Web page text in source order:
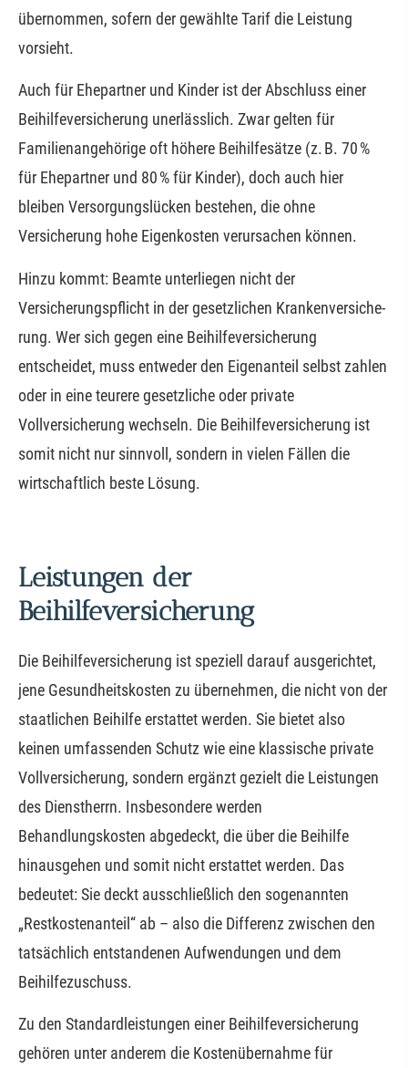
übernommen, sofern der gewählte Tarif die Leistung
vorsieht.
Auch für Ehepartner und Kinder ist der Abschluss einer
Beihilfeversicherung unerlässlich. Zwar gelten für
Familienangehörige oft höhere Beihilfesätze (z. B. 70 %
für Ehepartner und 80 % für Kinder), doch auch hier
bleiben Versorgungslücken bestehen, die ohne
Versicherung hohe Eigenkosten verursachen können.
Hinzu kommt: Beamte unterliegen nicht der
Versicherungspflicht in der gesetzlichen Kranken­ver­si­che­
rung. Wer sich gegen eine Beihilfeversicherung
entscheidet, muss entweder den Eigenanteil selbst zahlen
oder in eine teurere gesetzliche oder private
Vollversicherung wechseln. Die Beihilfeversicherung ist
somit nicht nur sinnvoll, sondern in vielen Fällen die
wirtschaftlich beste Lösung.
Leistungen der
Beihilfeversicherung
Die Beihilfeversicherung ist speziell darauf ausgerichtet,
jene Gesundheitskosten zu übernehmen, die nicht von der
staatlichen Beihilfe erstattet werden. Sie bietet also
keinen umfassenden Schutz wie eine klassische private
Vollversicherung, sondern ergänzt gezielt die Leistungen
des Dienstherrn. Insbesondere werden
Behandlungskosten abgedeckt, die über die Beihilfe
hinausgehen und somit nicht erstattet werden. Das
bedeutet: Sie deckt ausschließlich den sogenannten
„Restkostenanteil“ ab – also die Differenz zwischen den
tatsächlich entstandenen Aufwendungen und dem
Beihilfezuschuss.
Zu den Standardleistungen einer Beihilfeversicherung
gehören unter anderem die Kostenübernahme für